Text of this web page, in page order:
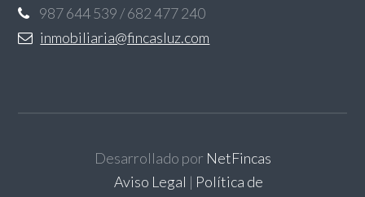
987 644 539 / 682 477 240
inmobiliaria@fincasluz.com
Desarrollado por NetFincas
Aviso Legal | Política de